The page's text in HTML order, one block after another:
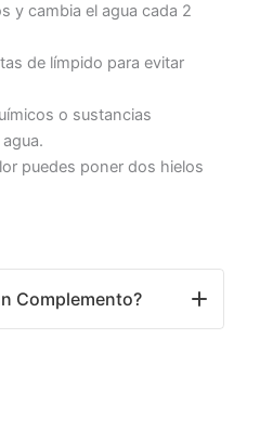
y cambia el agua cada 2
de límpido para evitar
o sustancias
puedes poner dos hielos
Complemento?